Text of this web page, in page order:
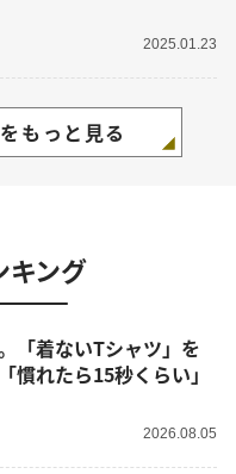
2025.01.23
もっと見る
ング
「着ないTシャツ」を
れたら15秒くらい」
2026.08.05